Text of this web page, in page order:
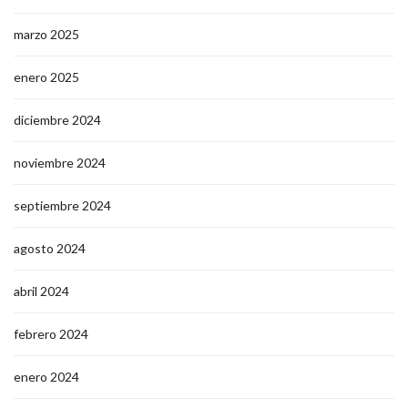
marzo 2025
enero 2025
diciembre 2024
noviembre 2024
septiembre 2024
agosto 2024
abril 2024
febrero 2024
enero 2024